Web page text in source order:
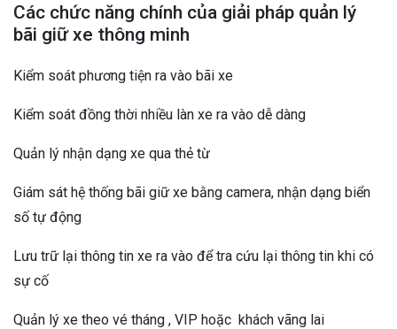
Các chức năng chính của giải pháp quản lý
bãi giữ xe thông minh
Kiểm soát phương tiện ra vào bãi xe
Kiểm soát đồng thời nhiều làn xe ra vào dễ dàng
Quản lý nhận dạng xe qua thẻ từ
Giám sát hệ thống bãi giữ xe bằng camera, nhận dạng biển
số tự động
Lưu trữ lại thông tin xe ra vào để tra cứu lại thông tin khi có
sự cố
Quản lý xe theo vé tháng , VIP hoặc khách vãng lai